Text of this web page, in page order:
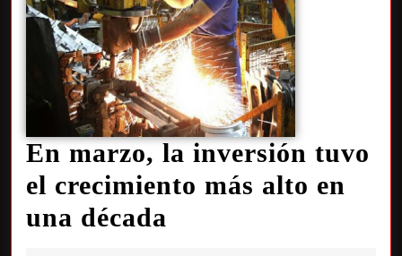
En marzo, la inversión tuvo
el crecimiento más alto en
una década